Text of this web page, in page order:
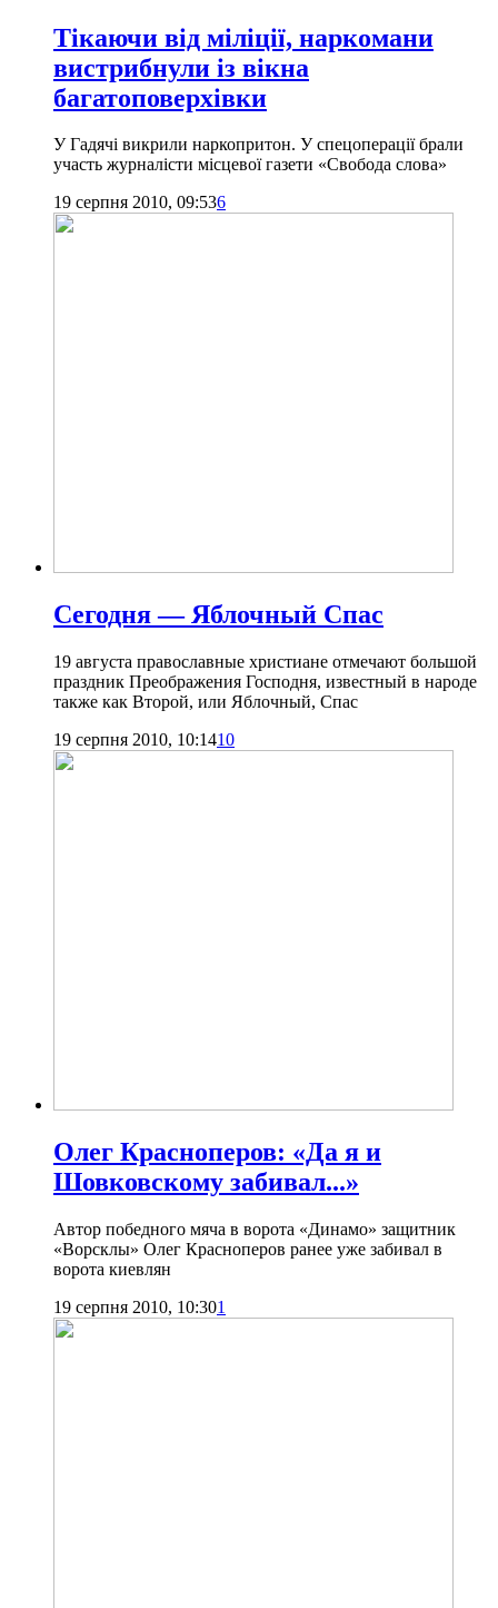
Тікаючи від міліції, наркомани
вистрибнули із вікна
багатоповерхівки
У Гадячі викрили наркопритон. У спецоперації брали
участь журналісти місцевої газети «Свобода слова»
19 серпня 2010, 09:536
Сегодня — Яблочный Спас
19 августа православные христиане отмечают большой
праздник Преображения Господня, известный в народе
также как Второй, или Яблочный, Спас
19 серпня 2010, 10:1410
Олег Красноперов: «Да я и
Шовковскому забивал...»
Автор победного мяча в ворота «Динамо» защитник
«Ворсклы» Олег Красноперов ранее уже забивал в
ворота киевлян
19 серпня 2010, 10:301